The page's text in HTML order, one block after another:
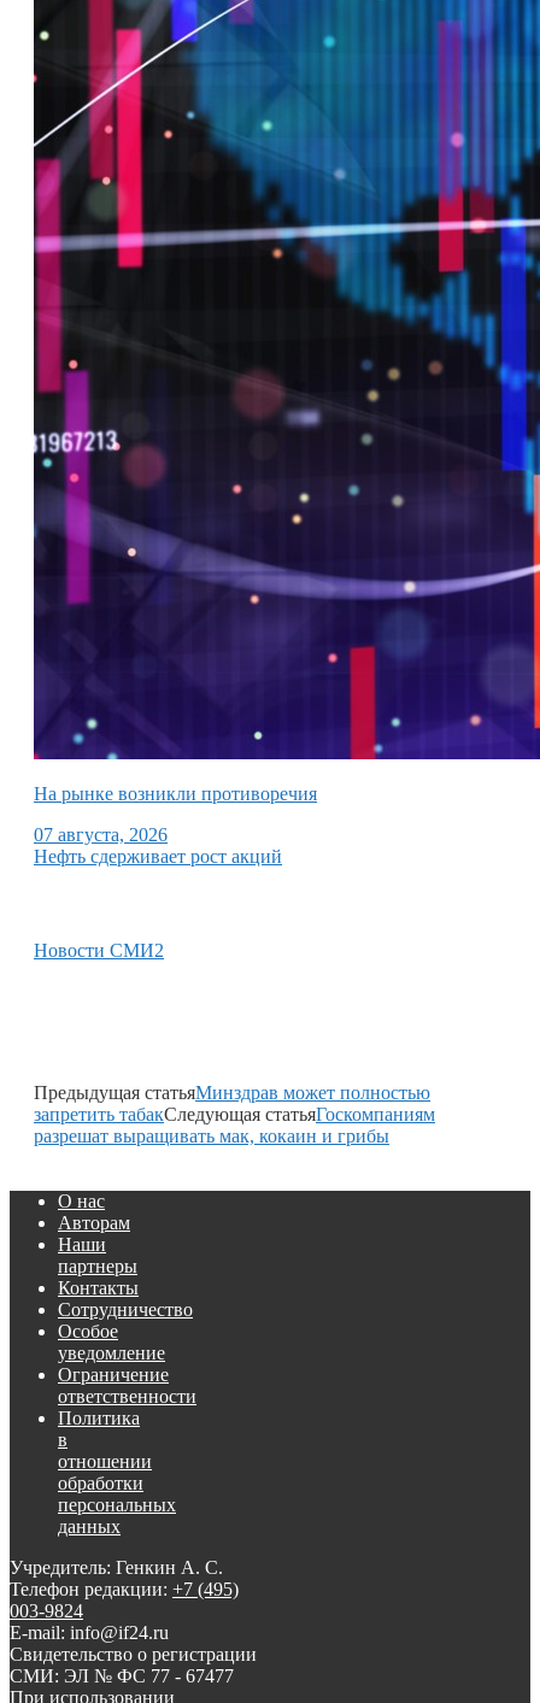
На рынке возникли противоречия
07 августа, 2026
Нефть сдерживает рост акций
Новости СМИ2
Предыдущая статьяМинздрав может полностью
запретить табакСледующая статьяГоскомпаниям
разрешат выращивать мак, кокаин и грибы
О нас
Авторам
Наши
партнеры
Контакты
Сотрудничество
Особое
уведомление
Ограничение
ответственности
Политика
в
отношении
обработки
персональных
данных
Учредитель: Генкин А. С.
Телефон редакции: +7 (495)
003-9824
E-mail: info@if24.ru
Свидетельство о регистрации
СМИ: ЭЛ № ФС 77 - 67477
При использовании